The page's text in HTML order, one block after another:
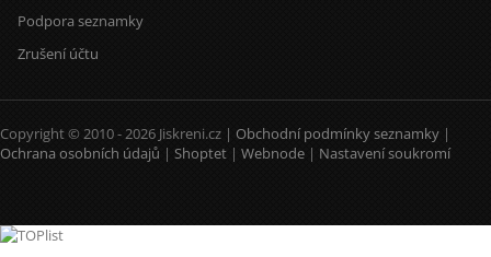
Podpora seznamky
Zrušení účtu
Copyright © 2010 - 2026 Jiskreni.cz | Obchodní podmínky seznamky |
Ochrana osobních údajů | Shoptet | Webnode | Nastavení soukromí